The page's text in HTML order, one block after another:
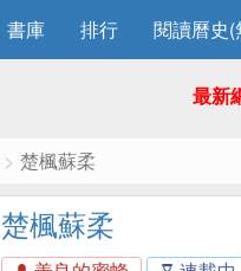
書庫 排行 閱讀曆史(
最新
楚楓蘇柔
楚楓蘇柔